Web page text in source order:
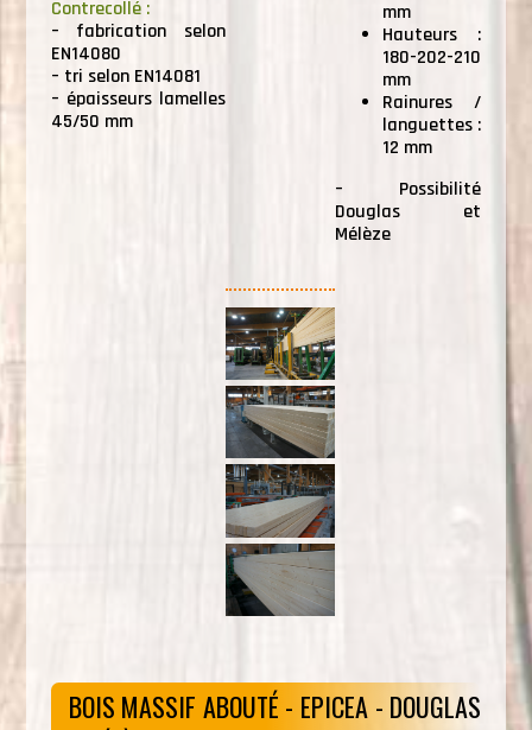
Contrecollé :
– fabrication selon
EN14080
– tri selon EN14081
– épaisseurs lamelles
45/50 mm
mm
Hauteurs :
180-202-210
mm
Rainures /
languettes :
12 mm
– Possibilité
Douglas et
Mélèze
BOIS MASSIF ABOUTÉ - EPICEA - DOUGLAS